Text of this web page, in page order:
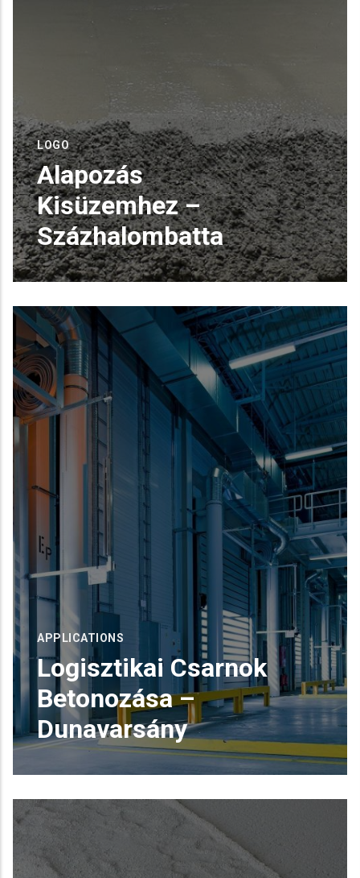
LOGO
Alapozás
Kisüzemhez –
Százhalombatta
Alapozás Kisüzemhez –
Százhalombatta
Egy induló vállalkozás részére
biztosítottunk szerkezeti betont kisüzemü
READ MORE
APPLICATIONS
Logisztikai Csarnok
Betonozása –
Dunavarsány
READ MORE